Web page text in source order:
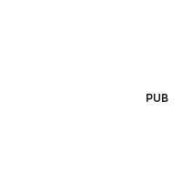
PUB